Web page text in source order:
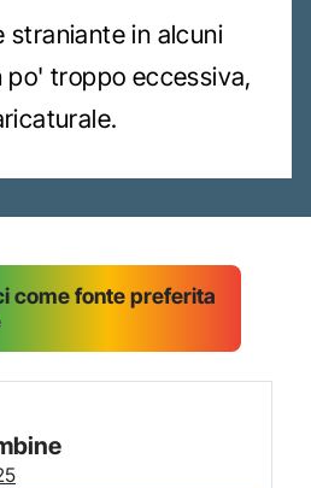
straniante in alcuni
po' troppo eccessiva,
come fonte preferita